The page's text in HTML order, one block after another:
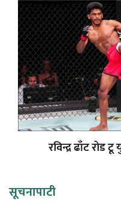
रविन्द्र ढाँट
सूचनापाटी